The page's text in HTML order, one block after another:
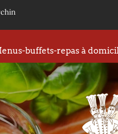
buffets-repas à